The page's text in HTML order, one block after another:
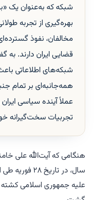
شبکه که به‌عنوان یک
بهره‌گیری از تجربه
مخالفان، نفوذ
قضایی ایران دارند. به
شبکه‌های اطلاعاتی
همه‌جانبه‌ای بر تمام
عملاً آینده سیاسی ایران
تجربیات سخت‌گیرانه
سال، در
علیه جمهوری اسلامی